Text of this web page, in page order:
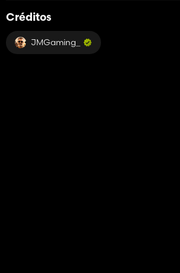
Créditos
JMGaming_